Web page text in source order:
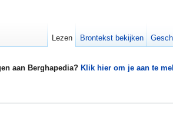
aan Berghapedia? Klik hier om je aan te
Lezen Brontekst bekijken